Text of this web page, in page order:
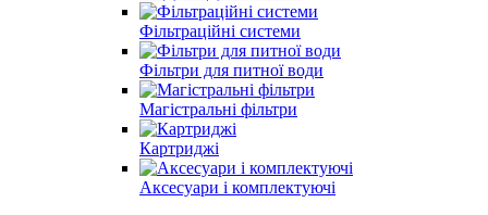
Фільтраційні системи
Фільтри для питної води
Магістральні фільтри
Картриджі
Аксесуари і комплектуючі